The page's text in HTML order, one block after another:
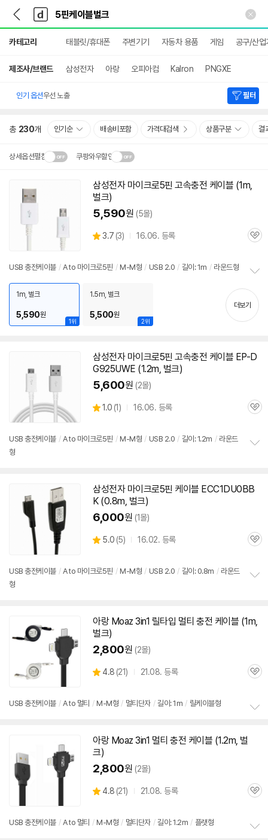
다
나
와
가
기
다
와
메
인
카테고리 태블릿/휴대폰 주변기기 자동차 용품 게임 공구/산업
제조사/브랜드 삼성전자 아랑 오피아컴 Kalron PNGXE
인기 옵션우선 노출 필터
총 230개 인기순 배송비포함 가격대검색 상품구분 결
상세옵션펼침 쿠팡와우할인
배송·설치비가 달라집니다.닫
기
삼성전자 마이크로5핀 고속충전 케이블 (1m,
벌크)
5,590원 (5몰)
별
3.7 (상
3) 16.06. 등록
관
USB 충전케이블 / A to 마이크로5핀 / M-M형 / USB 2.0 / 길이: 1m / 라운드형
펼
치
1위
1m, 벌크
5,590원
2위
1.5m, 벌크
5,500원
더보기
삼성전자 마이크로5핀 고속충전 케이블 EP-D
G925UWE (1.2m, 벌크)
5,600원 (2몰)
별
1.0 (상
1) 16.06. 등록
관
USB 충전케이블 / A to 마이크로5핀 / M-M형 / USB 2.0 / 길이: 1.2m / 라운드
형
삼성전자 마이크로5핀 케이블 ECC1DU0BB
K (0.8m, 벌크)
6,000원 (1몰)
별
5.0 (상
5) 16.02. 등록
관
USB 충전케이블 / A to 마이크로5핀 / M-M형 / USB 2.0 / 길이: 0.8m / 라운드
형
치
아랑 Moaz 3in1 릴타입 멀티 충전 케이블 (1m,
벌크)
2,800원 (2몰)
별
4.8 (상
리
21) 21.08. 등록
관
USB 충전케이블 / A to 멀티 / M-M형 / 멀티단자 / 길이: 1m / 릴케이블형
아랑 Moaz 3in1 멀티 충전 케이블 (1.2m, 벌
크)
2,800원 (2몰)
별
4.8 (상
리
21) 21.08. 등록
관
USB 충전케이블 / A to 멀티 / M-M형 / 멀티단자 / 길이: 1.2m / 플랫형